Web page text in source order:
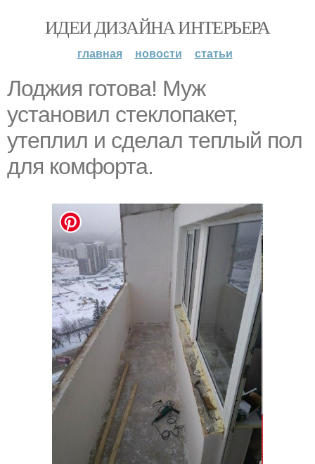
ИДЕИ ДИЗАЙНА ИНТЕРЬЕРА
главная новости статьи
Лоджия готова! Муж
установил стеклопакет,
утеплил и сделал теплый пол
для комфорта.